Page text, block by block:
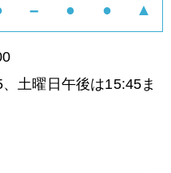
- ● ● ▲
土曜日午後は15:45ま